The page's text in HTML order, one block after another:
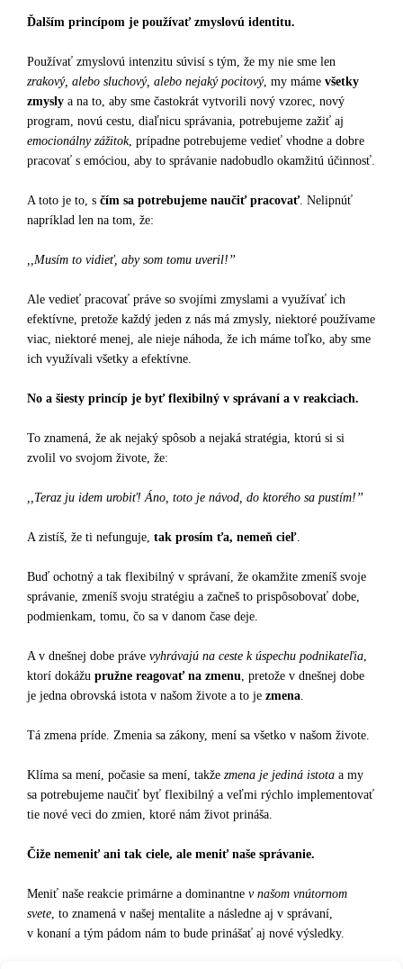
Ďalším princípom je používať zmyslovú identitu.
Používať zmyslovú intenzitu súvisí s tým, že my nie sme len
zrakový, alebo sluchový, alebo nejaký pocitový, my máme všetky
zmysly a na to, aby sme častokrát vytvorili nový vzorec, nový
program, novú cestu, diaľnicu správania, potrebujeme zažiť aj
emocionálny zážitok, prípadne potrebujeme vedieť vhodne a dobre
pracovať s emóciou, aby to správanie nadobudlo okamžitú účinnosť.
A toto je to, s čím sa potrebujeme naučiť pracovať. Nelipnúť
napríklad len na tom, že:
,,Musím to vidieť, aby som tomu uveril!’’
Ale vedieť pracovať práve so svojími zmyslami a využívať ich
efektívne, pretože každý jeden z nás má zmysly, niektoré používame
viac, niektoré menej, ale nieje náhoda, že ich máme toľko, aby sme
ich využívali všetky a efektívne.
No a šiesty princíp je byť flexibilný v správaní a v reakciach.
To znamená, že ak nejaký spôsob a nejaká stratégia, ktorú si si
zvolil vo svojom živote, že:
,,Teraz ju idem urobiť! Áno, toto je návod, do ktorého sa pustím!’’
A zistíš, že ti nefunguje, tak prosím ťa, nemeň cieľ
Buď ochotný a tak flexibilný v správaní, že okamžite zmeníš svoje
správanie, zmeníš svoju stratégiu a začneš to prispôsobovať dobe,
podmienkam, tomu, čo sa v danom čase deje.
A v dnešnej dobe práve vyhrávajú na ceste k úspechu podnikateľia
ktorí dokážu pružne reagovať na zmenu , pretože v dnešnej dobe
je jedna obrovská istota v našom živote a to je zmena
Tá zmena príde. Zmenia sa zákony, mení sa všetko v našom živote.
Klíma sa mení, počasie sa mení, takže zmena je jediná istota a my
sa potrebujeme naučiť byť flexibilný a veľmi rýchlo implementovať
tie nové veci do zmien, ktoré nám život prináša.
Čiže nemeniť ani tak ciele, ale meniť naše správanie.
Meniť naše reakcie primárne a dominantne v našom vnútornom
svete , to znamená v našej mentalite a následne aj v správaní,
v konaní a tým pádom nám to bude prinášať aj nové výsledky.